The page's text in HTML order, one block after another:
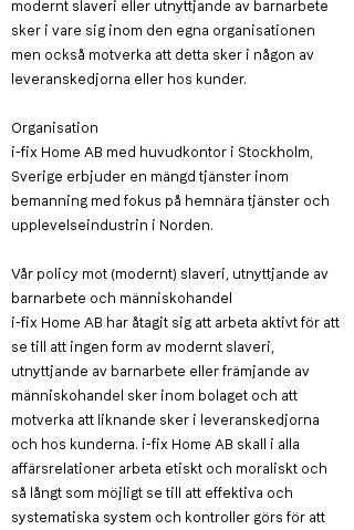
modernt slaveri eller utnyttjande av barnarbete
sker i vare sig inom den egna organisationen
men också motverka att detta sker i någon av
leveranskedjorna eller hos kunder.
Organisation
i-fix Home AB med huvudkontor i Stockholm,
Sverige erbjuder en mängd tjänster inom
bemanning med fokus på hemnära tjänster och
upplevelseindustrin i Norden.
Vår policy mot (modernt) slaveri, utnyttjande av
barnarbete och människohandel
i-fix Home AB har åtagit sig att arbeta aktivt för att
se till att ingen form av modernt slaveri,
utnyttjande av barnarbete eller främjande av
människohandel sker inom bolaget och att
motverka att liknande sker i leveranskedjorna
och hos kunderna. i-fix Home AB skall i alla
affärsrelationer arbeta etiskt och moraliskt och
så långt som möjligt se till att effektiva och
systematiska system och kontroller görs för att